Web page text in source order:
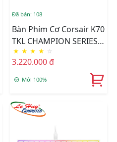
Đã bán: 108
Bàn Phím Cơ Corsair K70
TKL CHAMPION SERIES
RGB MX SPEED (CH-
9119014-NA)
★ ★ ★ ★ ☆
3.220.000 đ
Mới 100%